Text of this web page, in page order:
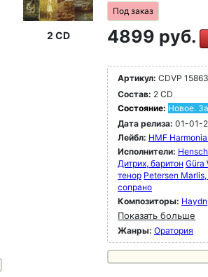
2 CD
Под заказ
4899 руб.
Артикул: CDVP
Состав: 2 CD
Состояние: Новое.
Дата релиза: 01-01-
Лейбл: HMF
Исполнители:
Дитрих, баритон Güra
тенор Petersen
сопрано
Композиторы:
Показать больше
Жанры: Оратория